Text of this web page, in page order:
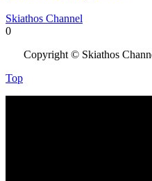
Skiathos Channel
0
Copyright © Skiathos
Top